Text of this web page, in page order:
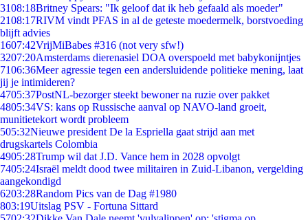
3108:18Britney Spears: "Ik geloof dat ik heb gefaald als moeder"
2108:17RIVM vindt PFAS in al de geteste moedermelk, borstvoeding
blijft advies
1607:42VrijMiBabes #316 (not very sfw!)
3207:20Amsterdams dierenasiel DOA overspoeld met babykonijntjes
7106:36Meer agressie tegen een andersluidende politieke mening, laat
jij je intimideren?
4705:37PostNL-bezorger steekt bewoner na ruzie over pakket
4805:34VS: kans op Russische aanval op NAVO-land groeit,
munitietekort wordt probleem
505:32Nieuwe president De la Espriella gaat strijd aan met
drugskartels Colombia
4905:28Trump wil dat J.D. Vance hem in 2028 opvolgt
7405:24Israël meldt dood twee militairen in Zuid-Libanon, vergelding
aangekondigd
6203:28Random Pics van de Dag #1980
803:19Uitslag PSV - Fortuna Sittard